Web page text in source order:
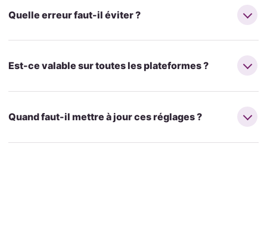
Quelle erreur faut-il éviter ?
Est-ce valable sur toutes les plateformes ?
Quand faut-il mettre à jour ces réglages ?